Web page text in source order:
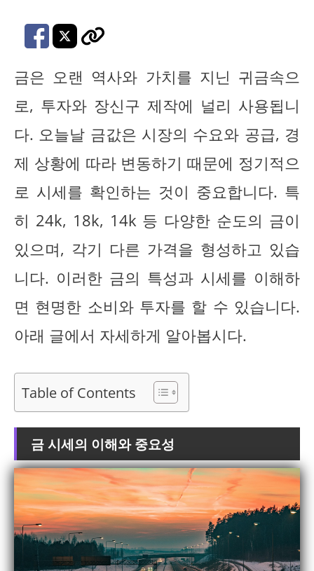
금은 오랜 역사와 가치를 지닌 귀금속으
로, 투자와 장신구 제작에 널리 사용됩니
다. 오늘날 금값은 시장의 수요와 공급, 경
제 상황에 따라 변동하기 때문에 정기적으
로 시세를 확인하는 것이 중요합니다. 특
히 24k, 18k, 14k 등 다양한 순도의 금이
있으며, 각기 다른 가격을 형성하고 있습
니다. 이러한 금의 특성과 시세를 이해하
면 현명한 소비와 투자를 할 수 있습니다.
아래 글에서 자세하게 알아봅시다.
Table of Contents
금 시세의 이해와 중요성